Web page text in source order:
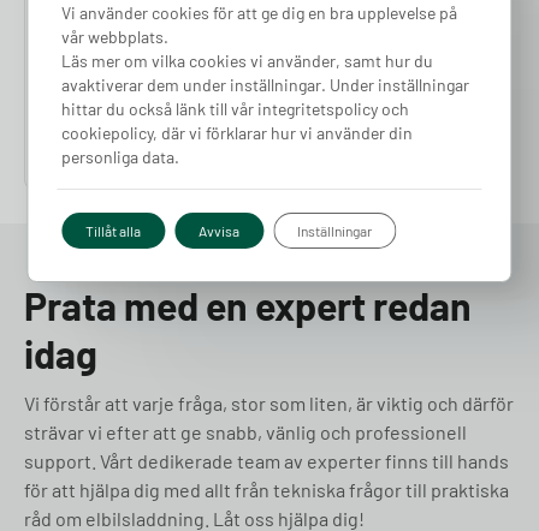
Standardinstallation
Finns i lager
Pris från
4 865kr
Prata med en expert redan
idag
Vi förstår att varje fråga, stor som liten, är viktig och därför
strävar vi efter att ge snabb, vänlig och professionell
support. Vårt dedikerade team av experter finns till hands
för att hjälpa dig med allt från tekniska frågor till praktiska
råd om elbilsladdning. Låt oss hjälpa dig!
Vi använder cookies för att ge dig en bra upplevelse på
vår webbplats.
Läs mer om vilka cookies vi använder, samt hur du
avaktiverar dem under inställningar. Under inställningar
hittar du också länk till vår integritetspolicy och
cookiepolicy, där vi förklarar hur vi använder din
personliga data.
Tillåt alla Avvisa Inställningar